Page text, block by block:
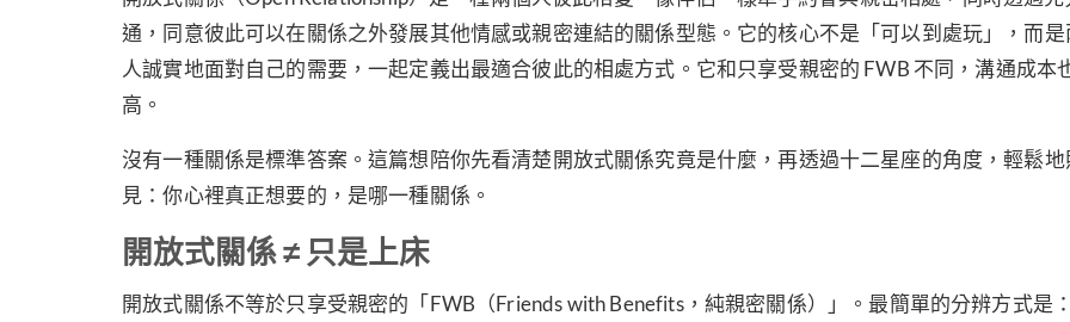
通，同意彼此可以在關係之外發展其他情感或親密連結的關係型態。它的核心不是「可以到處玩」，而是
人誠實地面對自己的需要，一起定義出最適合彼此的相處方式。它和只享受親密的 FWB 不同，溝通成本
高。
沒有一種關係是標準答案。這篇想陪你先看清楚開放式關係究竟是什麼，再透過十二星座的角度，輕鬆地
見：你心裡真正想要的，是哪一種關係。
開放式關係 ≠ 只是上床
開放式關係不等於只享受親密的「FWB（Friends with Benefits，純親密關係）」。最簡單的分辨方式是